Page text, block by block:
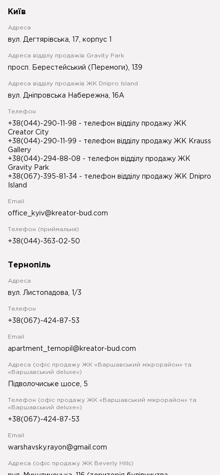
Київ
Адреса
вул. Дегтярівська, 17, корпус 1
Адреса відділу продажів Gravity Park
просп. Берестейський (Перемоги), 139
Адреса відділу продажів ЖК Dnipro Island
вул. Дніпровська Набережна, 16А
Телефон
+38(044)-290-11-98 - телефон відділу продажу ЖК
Creator City
+38(044)-290-11-99 - телефон відділу продажу ЖК Krauss
Gallery
+38(044)-294-88-08 - телефон відділу продажу ЖК
Gravity Park
+38(067)-395-81-34 - телефон відділу продажу ЖК Dnipro
Island
Email
office_kyiv@kreator-bud.com
Телефон (приймальня)
+38(044)-363-02-50
Тернопіль
Адреса
вул. Листопадова, 1/3
Телефон
+38(067)-424-87-53
Email
apartment_ternopil@kreator-bud.com
Адреса (офіс продажу ЖК «Варшавський мікрорайон» та
«Варшавський deluxe»)
Підволочиське шосе, 5
Телефон (офіс продажу ЖК «Варшавський мікрорайон» та
«Варшавський deluxe»)
+38(067)-424-87-53
Email
warshavsky.rayon@gmail.com
Адреса (офіс продажу ЖК Beverly Hills)